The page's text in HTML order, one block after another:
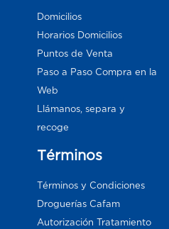
Domicilios
Horarios Domicilios
Puntos de Venta
Paso a Paso Compra en la
Web
Llámanos, separa y
recoge
Términos
Términos y Condiciones
Droguerías Cafam
Autorización Tratamiento